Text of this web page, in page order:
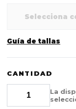
Selecciona
Guía de tallas
CANTIDAD
La